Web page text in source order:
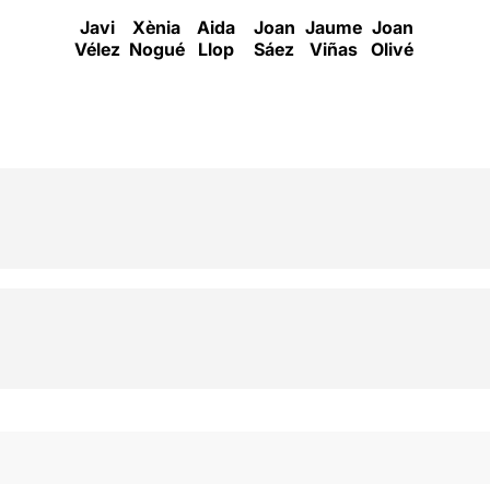
Javi
Vélez
Xènia
Nogué
Aida
Llop
Joan
Sáez
Jaume
Viñas
Joan
Olivé